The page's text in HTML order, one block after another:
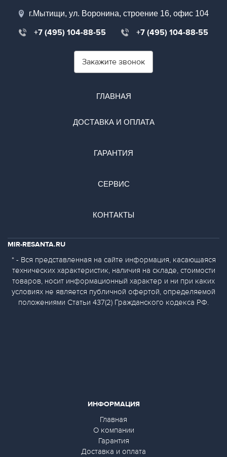
г.Мытищи, ул. Воронина, строение 16, офис 104
+7 (495) 104-88-55 +7 (495) 104-88-55
Закажите звонок
ГЛАВНАЯ
ДОСТАВКА И ОПЛАТА
ГАРАНТИЯ
СЕРВИС
КОНТАКТЫ
ИНФОРМАЦИЯ
Главная
О компании
Гарантия
Доставка и оплата
MIR-RESANTA.RU
* - Вся представленная на сайте информация, касающаяся
технических характеристик, наличия на складе, стоимости
товаров, носит информационный характер и ни при каких
условиях не является публичной офертой, определяемой
положениями Статьи 437(2) Гражданского кодекса РФ.